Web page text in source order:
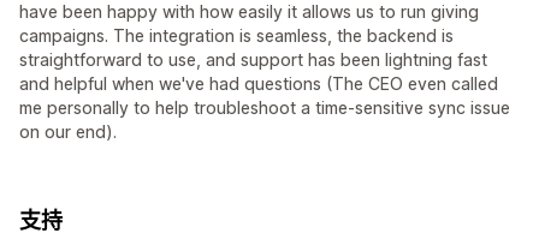
have been happy with how easily it allows us to run giving
campaigns. The integration is seamless, the backend is
straightforward to use, and support has been lightning fast
and helpful when we've had questions (The CEO even called
me personally to help troubleshoot a time-sensitive sync issue
on our end).
支持